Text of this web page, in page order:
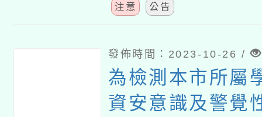
注意 公告
發佈時間：2023-10-26 /
為檢測本市所屬
資安意識及警覺